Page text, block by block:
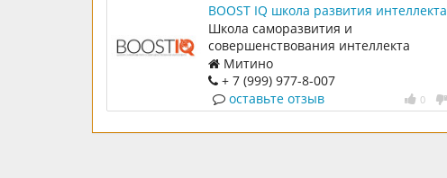
BOOST IQ школа развития интеллекта
Школа саморазвития и
совершенствования интеллекта
Митино
+ 7 (999) 977-8-007
0
оставьте отзыв